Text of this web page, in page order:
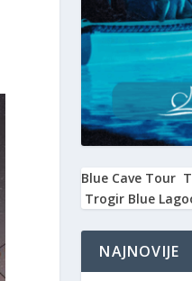
Blue Cave Tour
Trogir Blue
NAJNOVIJE